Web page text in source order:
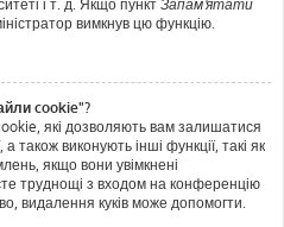
і т. д. Якщо пункт Запам'ятати
вимкнув цю функцію.
cookie"?
які дозволяють вам залишатися
також виконують інші функції, такі як
якщо вони увімкнені
труднощі з входом на конференцію
видалення куків може допомогти.